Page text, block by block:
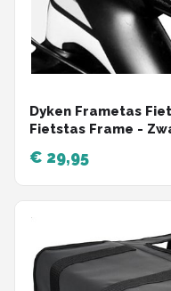
Dyken Frametas
Fietstas Frame -
€ 29,95